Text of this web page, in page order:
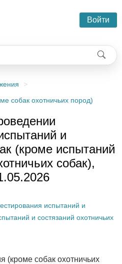
Войти
собак охотничьих пород)
и
(кроме испытаний
собак),
испытаний и
и состязаний охотничьих
(кроме собак охотничьих